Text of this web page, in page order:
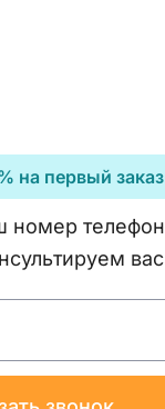
на первый заказ
вас